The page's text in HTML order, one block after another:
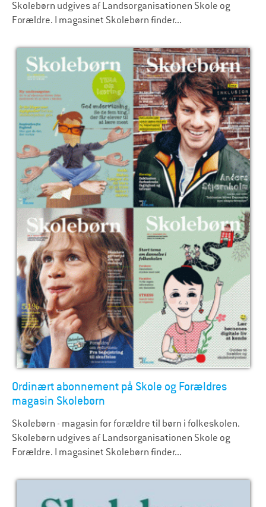
Skolebørn udgives af Landsorganisationen Skole og
Forældre. I magasinet Skolebørn finder...
Ordinært abonnement på Skole og Forældres
magasin Skolebørn
Skolebørn - magasin for forældre til børn i folkeskolen.
Skolebørn udgives af Landsorganisationen Skole og
Forældre. I magasinet Skolebørn finder...